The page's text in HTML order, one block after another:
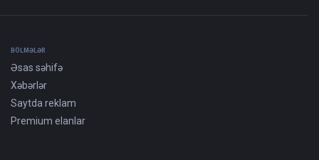
BÖLMƏLƏR
Əsas səhifə
Xəbərlər
Saytda reklam
Premium elanlar